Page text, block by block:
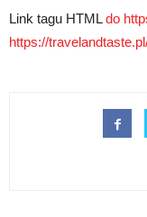
Link tagu HTMLdo
https://